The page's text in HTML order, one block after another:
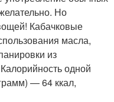
Но
Кабачковые
масла,
из
одной
— 64 ккал,